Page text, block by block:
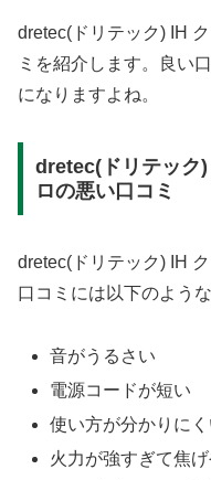
dretec(ドリテック) IH
ミを紹介します。良い
になりますよね。
dretec(ドリテック
ロの悪い口コミ
dretec(ドリテック) IH
口コミには以下のよう
音がうるさい
電源コードが短い
使い方が分かりにく
火力が強すぎて焦